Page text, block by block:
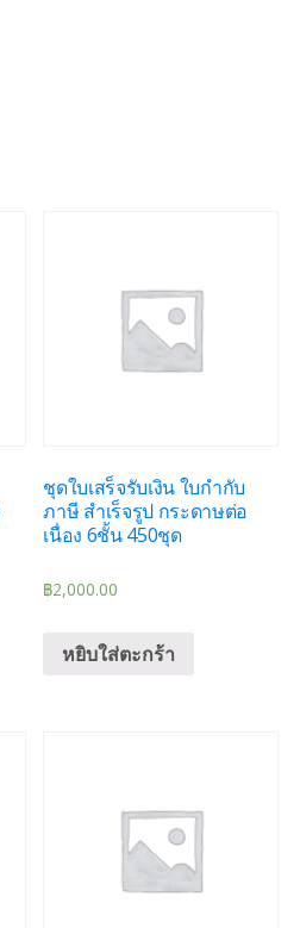
ชุดใบเสร็จรับเงิน ใบกำกับ
ภาษี สำเร็จรูป กระดาษต่อ
เนื่อง 6ชั้น 450ชุด
฿2,000.00
หยิบใส่ตะกร้า